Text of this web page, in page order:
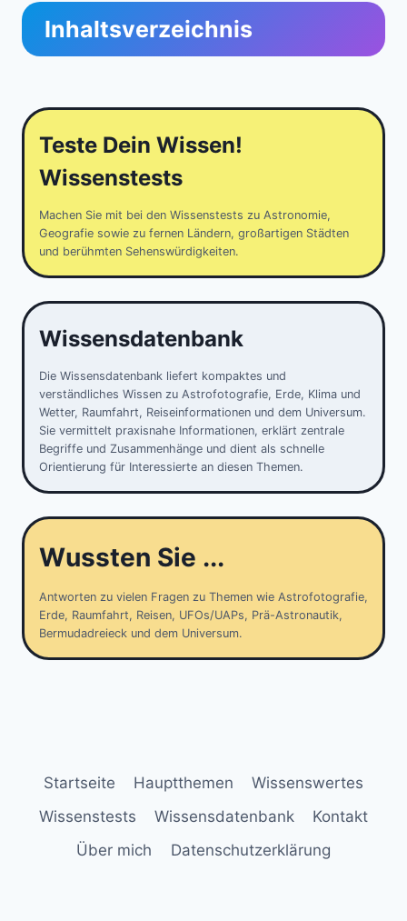
Inhaltsverzeichnis
Teste Dein Wissen!
Wissenstests
Machen Sie mit bei den Wissenstests zu Astronomie,
Geografie sowie zu fernen Ländern, großartigen Städten
und berühmten Sehenswürdigkeiten.
Wissensdatenbank
Die Wissensdatenbank liefert kompaktes und
verständliches Wissen zu Astrofotografie, Erde, Klima und
Wetter, Raumfahrt, Reiseinformationen und dem Universum.
Sie vermittelt praxisnahe Informationen, erklärt zentrale
Begriffe und Zusammenhänge und dient als schnelle
Orientierung für Interessierte an diesen Themen.
Wussten Sie ...
Antworten zu vielen Fragen zu Themen wie Astrofotografie,
Erde, Raumfahrt, Reisen, UFOs/UAPs, Prä-Astronautik,
Bermudadreieck und dem Universum.
Startseite Hauptthemen
Wissenswertes
Wissenstests
Wissensdatenbank
Kontakt
Über mich
Datenschutzerklärung